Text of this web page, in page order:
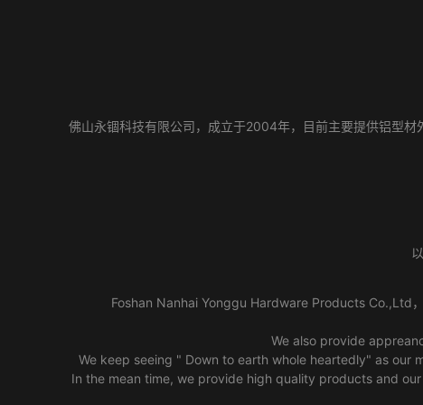
佛山永锢科技有限公司，成立于2004年，目前主要提供铝型
Foshan Nanhai Yonggu Hardware Products Co.,Ltd
We also provide
We keep seeing " Down to earth whole heartedly" as
In the mean time, we provide high quality products and